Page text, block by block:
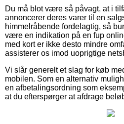
Du må blot være så påvagt, at i
annoncerer deres varer til en
himmelråbende fordelagtig, så
være en indikation på en fup
med kort er ikke desto mindre
assisterer os imod uoprigtige
Vi slår generelt et slag for køb
mobilen. Som en alternativ
en afbetalingsordning som
at du efterspørger at afdrage